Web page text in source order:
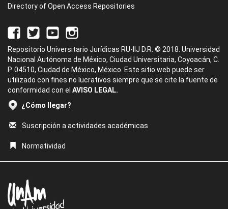
Directory of Open Access Repositories
Repositorio Universitario Jurídicas RU-IIJ D.R. © 2018. Universidad
Nacional Autónoma de México, Ciudad Universitaria, Coyoacán, C.
P. 04510, Ciudad de México, México. Este sitio web puede ser
utilizado con fines no lucrativos siempre que se cite la fuente de
conformidad con el AVISO LEGAL.
¿Cómo llegar?
Suscripción a actividades académicas
Normatividad